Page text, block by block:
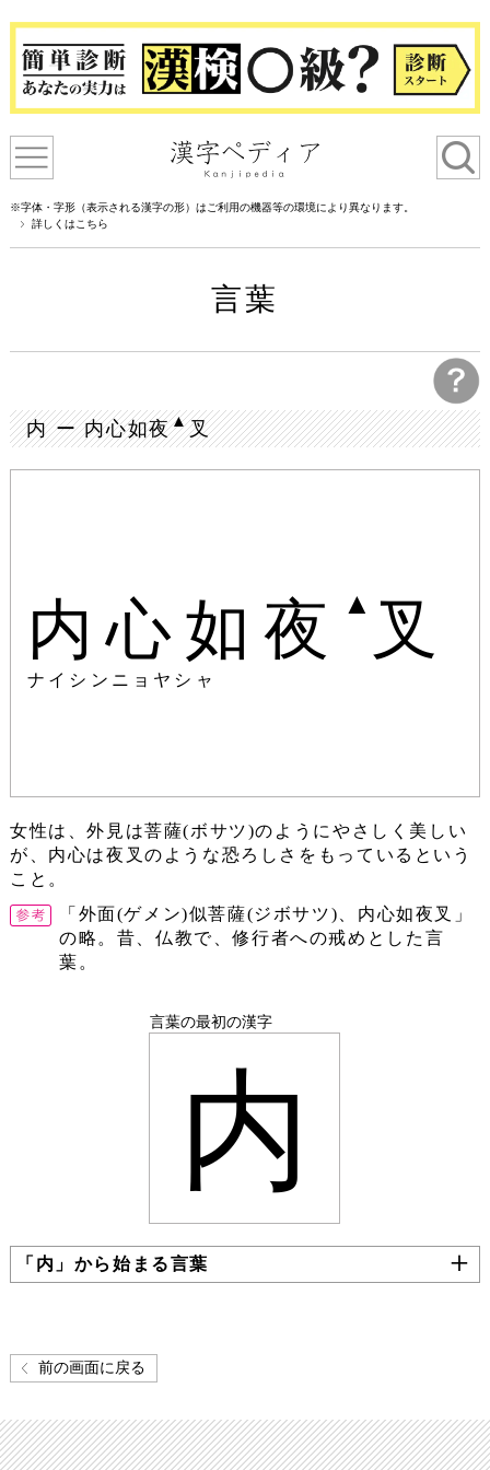
※字体・字形（表示される漢字の形）はご利用の機器等の環境により異なります。
詳しくはこちら
言葉
内 ー 内心如夜▲叉
内心如夜 ▲ 叉
ナイシンニョヤシャ
女性は、外見は菩薩(ボサツ)のようにやさしく美しい
が、内心は夜叉のような恐ろしさをもっているという
こと。
「外面(ゲメン)似菩薩(ジボサツ)、内心如夜叉」
の略。昔、仏教で、修行者への戒めとした言
葉。
言葉の最初の漢字
内
「内」から始まる言葉
前の画面に戻る